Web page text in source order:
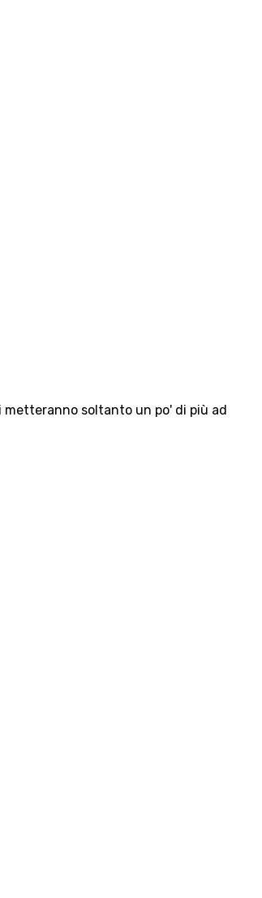
metteranno soltanto un po' di più ad